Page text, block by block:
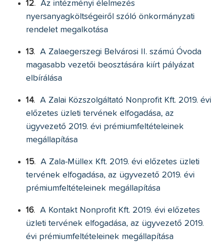
12.
Az intézményi élelmezés
nyersanyagköltségeiről szóló önkormányzati
rendelet megalkotása
13.
A Zalaegerszegi Belvárosi II. számú Óvoda
magasabb vezetői beosztására kiírt pályázat
elbírálása
14.
A Zalai Közszolgáltató Nonprofit Kft. 2019. évi
előzetes üzleti tervének elfogadása, az
ügyvezető 2019. évi prémiumfeltételeinek
megállapítása
15.
A Zala-Müllex Kft. 2019. évi előzetes üzleti
tervének elfogadása, az ügyvezető 2019. évi
prémiumfeltételeinek megállapítása
16.
A Kontakt Nonprofit Kft. 2019. évi előzetes
üzleti tervének elfogadása, az ügyvezető 2019.
évi prémiumfeltételeinek megállapítása